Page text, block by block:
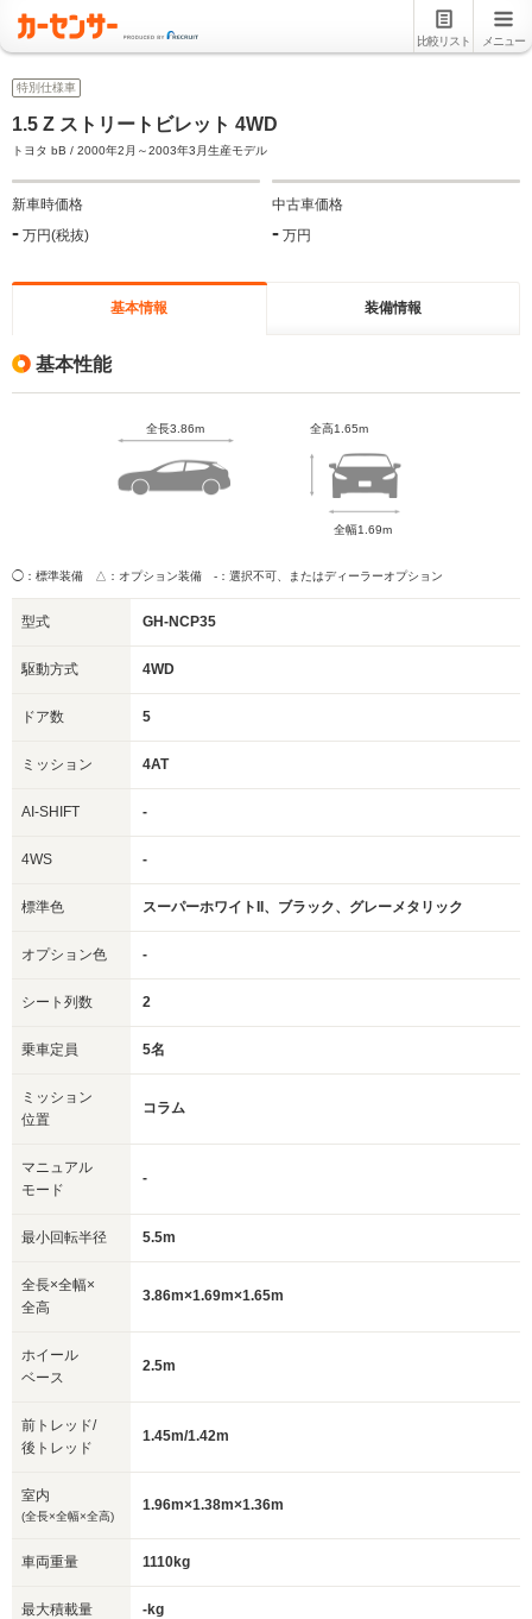
比較リスト メニュー
特別仕様車
1.5 Z ストリートビレット 4WD
トヨタ bB / 2000年2月～2003年3月生産モデル
新車時価格
- 万円(税抜)
中古車価格
- 万円
基本情報 装備情報
基本性能
全長3.86m 全高1.65m
全幅1.69m
◯：標準装備 △：オプション装備 -：選択不可、またはディーラーオプション
型式 GH-NCP35
駆動方式 4WD
ドア数 5
ミッション 4AT
AI-SHIFT -
4WS -
標準色 スーパーホワイトII、ブラック、グレーメタリック
オプション色 -
シート列数 2
乗車定員 5名
ミッション
位置
コラム
マニュアル
モード
-
最小回転半径 5.5m
全長×全幅×
全高
3.86m×1.69m×1.65m
ホイール
ベース
2.5m
前トレッド/
後トレッド
1.45m/1.42m
室内
(全長×全幅×全高)
1.96m×1.38m×1.36m
車両重量 1110kg
最大積載量 -kg